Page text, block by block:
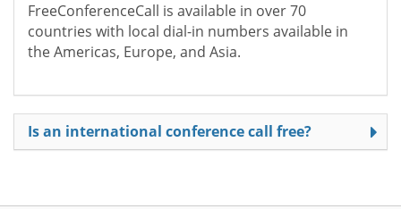
FreeConferenceCall is available in over 70
countries with local dial-in numbers available in
the Americas, Europe, and Asia.
Is an international conference call free?